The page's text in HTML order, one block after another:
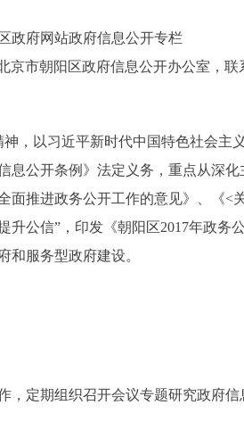
政府网站政府信息公开专栏
京市朝阳区政府信息公开办公室，联
，以习近平新时代中国特色社会主
息公开条例》法定义务，重点从深化
面推进政务公开工作的意见》、《<
升公信”，印发《朝阳区2017年政务
和服务型政府建设。
定期组织召开会议专题研究政府信